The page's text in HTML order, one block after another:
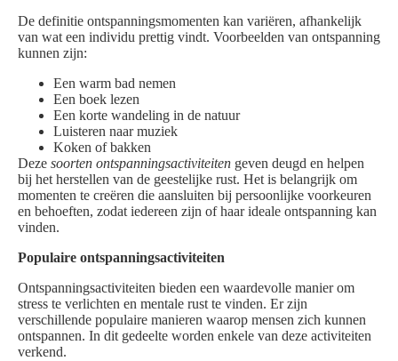
De definitie ontspanningsmomenten kan variëren, afhankelijk
van wat een individu prettig vindt. Voorbeelden van ontspanning
kunnen zijn:
Een warm bad nemen
Een boek lezen
Een korte wandeling in de natuur
Luisteren naar muziek
Koken of bakken
Deze soorten ontspanningsactiviteiten geven deugd en helpen
bij het herstellen van de geestelijke rust. Het is belangrijk om
momenten te creëren die aansluiten bij persoonlijke voorkeuren
en behoeften, zodat iedereen zijn of haar ideale ontspanning kan
vinden.
Populaire ontspanningsactiviteiten
Ontspanningsactiviteiten bieden een waardevolle manier om
stress te verlichten en mentale rust te vinden. Er zijn
verschillende populaire manieren waarop mensen zich kunnen
ontspannen. In dit gedeelte worden enkele van deze activiteiten
verkend.